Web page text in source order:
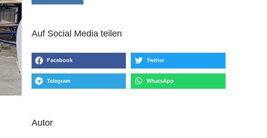
Auf Social Media teilen
Facebook Twitter
Telegram WhatsApp
Autor